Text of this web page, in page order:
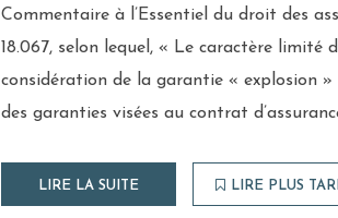
Commentaire à l’Essentiel du droit des
18.067, selon lequel, « Le caractère limité
considération de la garantie « explosion »
des garanties visées au contrat
LIRE LA SUITE LIRE PLUS